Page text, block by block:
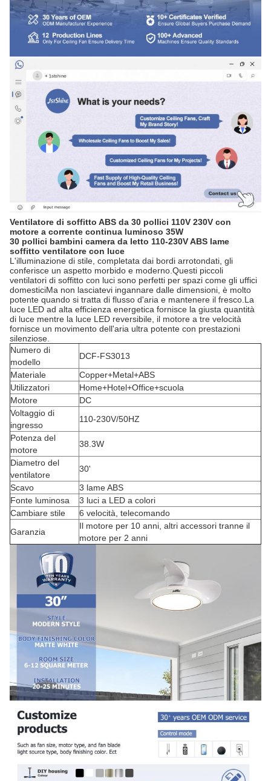
Ventilatore di soffitto ABS da 30 pollici 110V 230V con
motore a corrente continua luminoso 35W
30 pollici bambini camera da letto 110-230V ABS lame
soffitto ventilatore con luce
L'illuminazione di stile, completata dai bordi arrotondati, gli
conferisce un aspetto morbido e moderno.Questi piccoli
ventilatori di soffitto con luci sono perfetti per spazi come gli uffici
domesticiMa non lasciatevi ingannare dalle dimensioni, è molto
potente quando si tratta di flusso d'aria e mantenere il fresco.La
luce LED ad alta efficienza energetica fornisce la giusta quantità
di luce mentre la luce LED reversibile, il motore a tre velocità
fornisce un movimento dell'aria ultra potente con prestazioni
silenziose.
Numero di
modello
DCF-FS3013
Materiale
Copper+Metal+ABS
Utilizzatori
Home+Hotel+Office+scuola
Motore
DC
Voltaggio di
ingresso
110-230V/50HZ
Potenza del
motore
38.3W
Diametro del
ventilatore
30'
Scavo
3 lame ABS
Fonte luminosa
3 luci a LED a colori
Cambiare stile
6 velocità, telecomando
Garanzia
Il motore per 10 anni, altri accessori tranne il
motore per 2 anni